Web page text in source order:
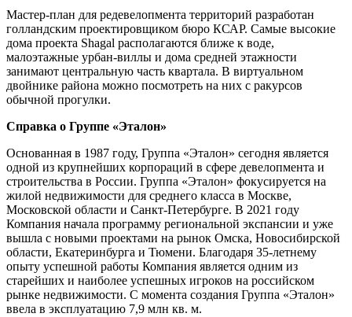
Мастер-план для редевелопмента территорий разработан
голландским проектировщиком бюро КСАР. Самые высокие
дома проекта Shagal располагаются ближе к воде,
малоэтажные урбан-виллы и дома средней этажности
занимают центральную часть квартала. В виртуальном
двойнике района можно посмотреть на них с ракурсов
обычной прогулки.
Справка о Группе «Эталон»
Основанная в 1987 году, Группа «Эталон» сегодня является
одной из крупнейших корпораций в сфере девелопмента и
строительства в России. Группа «Эталон» фокусируется на
жилой недвижимости для среднего класса в Москве,
Московской области и Санкт-Петербурге. В 2021 году
Компания начала программу региональной экспансии и уже
вышла с новыми проектами на рынок Омска, Новосибирской
области, Екатеринбурга и Тюмени. Благодаря 35-летнему
опыту успешной работы Компания является одним из
старейших и наиболее успешных игроков на российском
рынке недвижимости. С момента создания Группа «Эталон»
ввела в эксплуатацию 7,9 млн кв. м.